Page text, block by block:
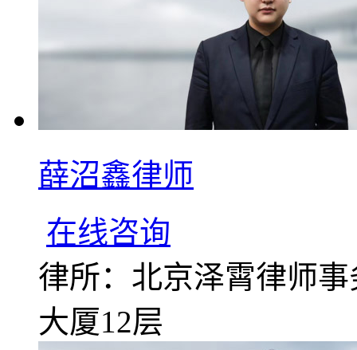
薛沼鑫律师
在线咨询
律所：北京泽霄律师事
大厦12层